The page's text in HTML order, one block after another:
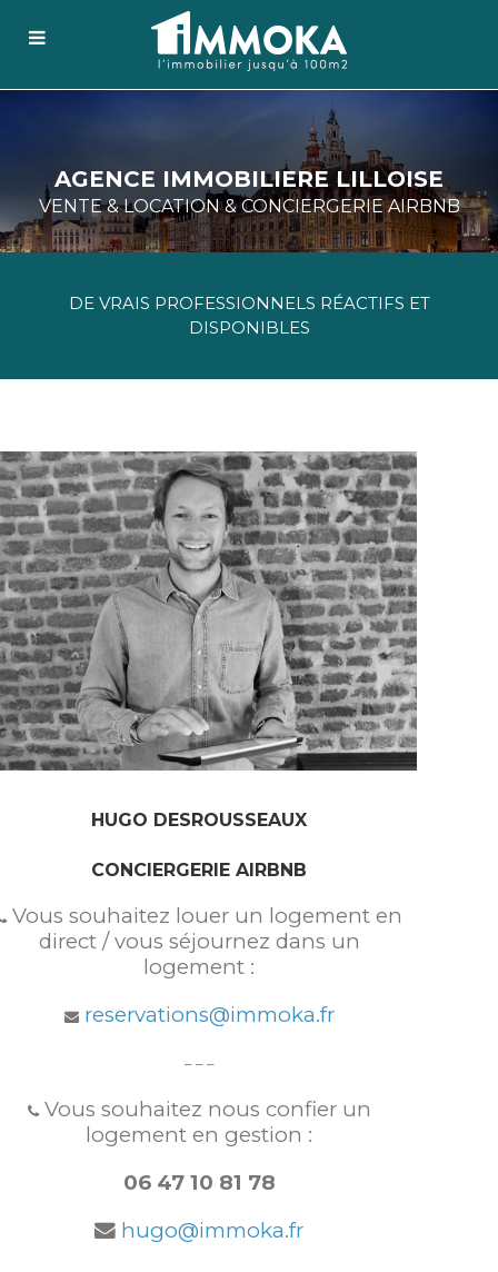
AGENCE IMMOBILIERE LILLOISE
VENTE & LOCATION & CONCIERGERIE AIRBNB
DE VRAIS PROFESSIONNELS RÉACTIFS ET
DISPONIBLES
HUGO DESROUSSEAUX
CONCIERGERIE AIRBNB
Vous souhaitez louer un logement en
direct / vous séjournez dans un
logement :
reservations@immoka.fr
– – –
Vous souhaitez nous confier un
logement en gestion :
06 47 10 81 78
hugo@immoka.fr